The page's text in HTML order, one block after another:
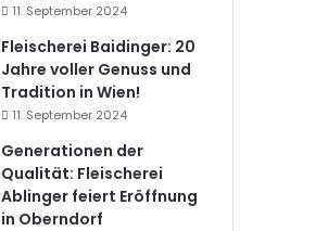
11. September 2024
Fleischerei Baidinger: 20
Jahre voller Genuss und
Tradition in Wien!
11. September 2024
Generationen der
Qualität: Fleischerei
Ablinger feiert Eröffnung
in Oberndorf